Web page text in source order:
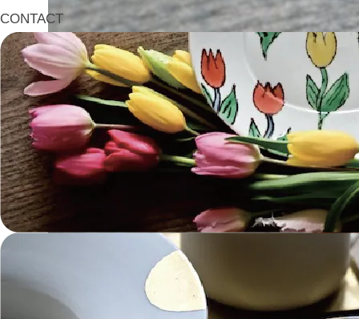
CONTACT